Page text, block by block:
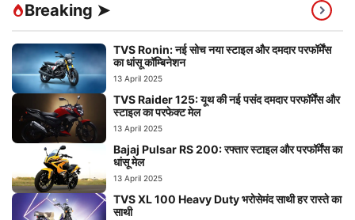
Breaking ➤
TVS Ronin: नई सोच नया स्टाइल और दमदार परफॉर्मेंस
का धांसू कॉम्बिनेशन
13 April 2025
TVS Raider 125: यूथ की नई पसंद दमदार परफॉर्मेंस और
स्टाइल का परफेक्ट मेल
13 April 2025
Bajaj Pulsar RS 200: रफ्तार स्टाइल और परफॉर्मेंस का
धांसू मेल
13 April 2025
TVS XL 100 Heavy Duty भरोसेमंद साथी हर रास्ते का
साथी